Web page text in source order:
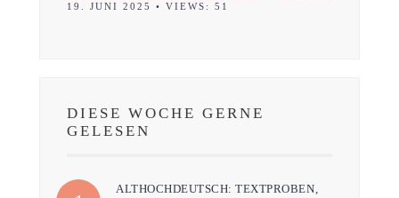
19. JUNI 2025 • VIEWS: 51
DIESE WOCHE GERNE
GELESEN
ALTHOCHDEUTSCH: TEXTPROBEN,